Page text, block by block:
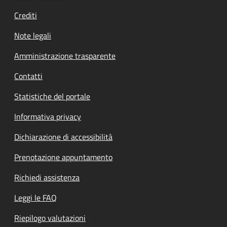
Crediti
Note legali
Amministrazione trasparente
Contatti
Statistiche del portale
Informativa privacy
Dichiarazione di accessibilità
Prenotazione appuntamento
Richiedi assistenza
Leggi le FAQ
Riepilogo valutazioni